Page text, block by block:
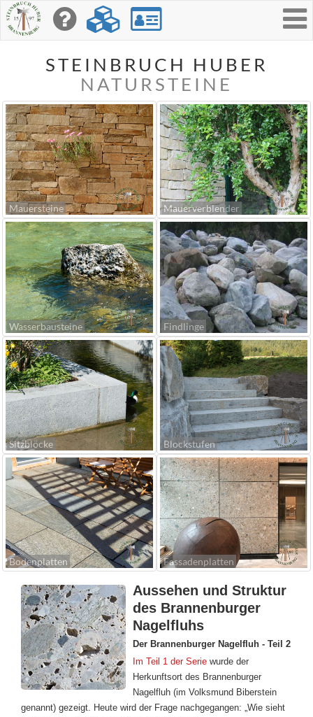
STEINBRUCH HUBER
NATURSTEINE
Mauersteine Mauerverblender
Wasserbausteine Findlinge
Sitzblöcke Blockstufen
Bodenplatten Fassadenplatten
Aussehen und Struktur
des Brannenburger
Nagelfluhs
Der Brannenburger Nagelfluh - Teil 2
Im Teil 1 der Serie wurde der
Herkunftsort des Brannenburger
Nagelfluh (im Volksmund Biberstein
genannt) gezeigt. Heute wird der Frage nachgegangen: „Wie sieht